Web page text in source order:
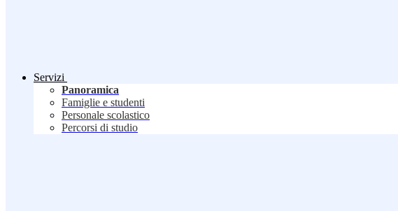
Servizi
Panoramica
Famiglie e studenti
Personale scolastico
Percorsi di studio